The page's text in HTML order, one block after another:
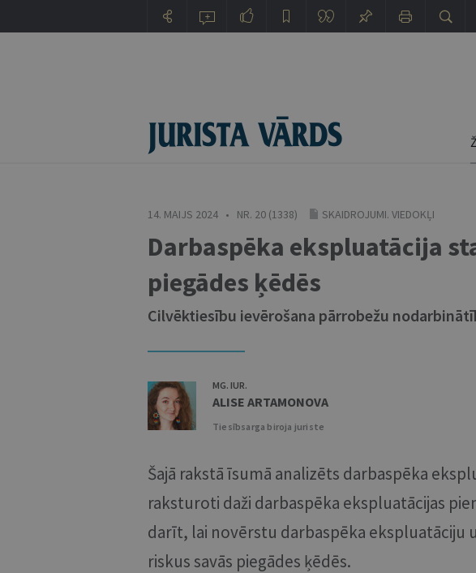
14. MAIJS 2024 • NR. 20 (1338) SKAIDROJUMI. VIEDOKĻI
Darbaspēka ekspluatācija
piegādes ķēdēs
Cilvēktiesību ievērošana pārrobežu
MG. IUR.
ALISE ARTAMONOVA
Tiesībsarga biroja juriste
Šajā rakstā īsumā analizēts darbaspēka
raksturoti daži darbaspēka ekspluatācijas
darīt, lai novērstu darbaspēka ekspluatāciju
riskus savās piegādes ķēdēs.